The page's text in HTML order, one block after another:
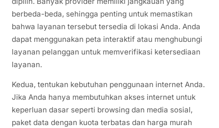
berbeda-beda, sehingga penting untuk memastikan
bahwa layanan tersebut tersedia di lokasi Anda. Anda
dapat menggunakan peta interaktif atau menghubungi
layanan pelanggan untuk memverifikasi ketersediaan
layanan.
Kedua, tentukan kebutuhan penggunaan internet Anda.
Jika Anda hanya membutuhkan akses internet untuk
keperluan dasar seperti browsing dan media sosial,
paket data dengan kuota terbatas dan harga murah